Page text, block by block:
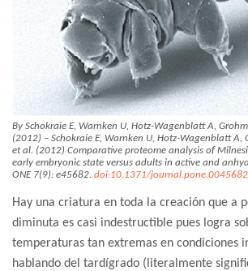
By Schokraie E, Warnken U, Hotz-Wagenblatt A,
(2012) – Schokraie E, Warnken U, Hotz-Wagenblatt A,
et al. (2012) Comparative proteome analysis of
early embryonic state versus adults in active and
ONE 7(9): e45682. doi:10.1371/journal.pone.0045682
Hay una criatura en toda la creación que a
diminuta es casi indestructible pues logra
temperaturas tan extremas en condiciones
hablando del tardígrado (literalmente